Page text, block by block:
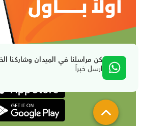
كن مراسلنا في الميدان وشاركنا
ارسل خبراً